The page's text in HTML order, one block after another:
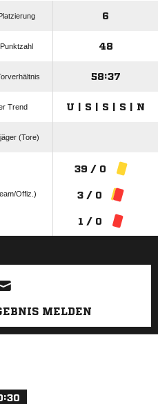
6
48
58:37
Trend U | S | S | S | N
(Tore)
Offiz.)
39 / 0
3 / 0
1 / 0
MELDEN